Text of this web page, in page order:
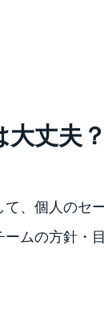
丈夫？
、個人のセ
ムの方針・